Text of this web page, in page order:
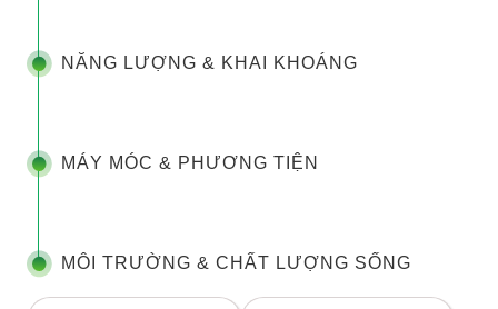
NĂNG LƯỢNG & KHAI KHOÁNG
MÁY MÓC & PHƯƠNG TIỆN
MÔI TRƯỜNG & CHẤT LƯỢNG SỐNG